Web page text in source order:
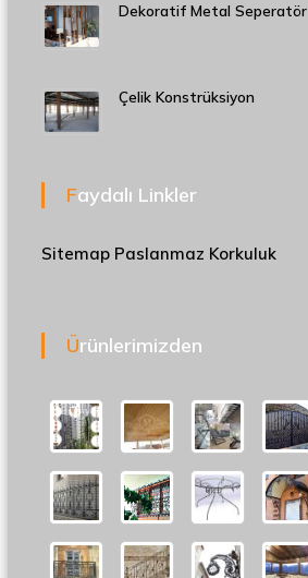
Dekoratif Metal Seperatör
Çelik Konstrüksiyon
Faydalı Linkler
Sitemap Paslanmaz Korkuluk
Ürünlerimizden